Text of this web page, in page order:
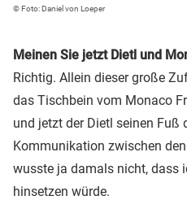
© Foto: Daniel von Loeper
Meinen Sie jetzt Dietl und
Richtig. Allein dieser große
das Tischbein vom Monaco
und jetzt der Dietl seinen Fuß
Kommunikation zwischen
wusste ja damals nicht, dass
hinsetzen würde.